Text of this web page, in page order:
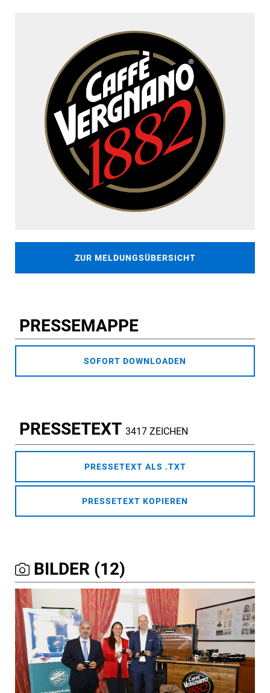
ZUR MELDUNGSÜBERSICHT
PRESSEMAPPE
SOFORT DOWNLOADEN
PRESSETEXT 3417 ZEICHEN
PRESSETEXT ALS .TXT
PRESSETEXT KOPIEREN
BILDER (12)